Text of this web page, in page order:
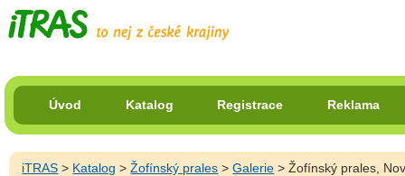
Úvod Katalog Registrace Reklama
iTRAS > Katalog >Žofínský prales >Galerie > Žofínský prales,